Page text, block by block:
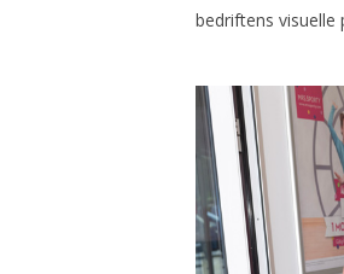
bedriftens visuelle